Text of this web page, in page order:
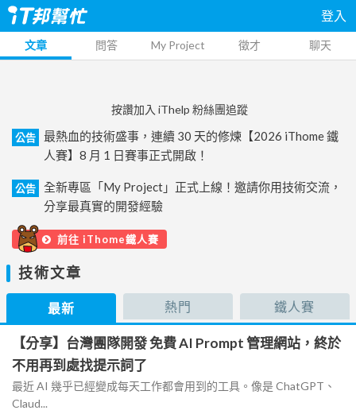
登入
文章 問答 My Project 徵才 聊天
按讚加入 iThelp 粉絲團追蹤
公告
最熱血的技術盛事，連續 30 天的修煉【2026 iThome 鐵
人賽】8 月 1 日賽事正式開啟！
公告
全新專區「My Project」正式上線！邀請你用技術交流，
分享最真實的開發經驗
前往 iThome鐵人賽
技術文章
最新 熱門 鐵人賽
【分享】台灣團隊開發 免費 AI Prompt 管理網站，終於
不用再到處找提示詞了
最近 AI 幾乎已經變成每天工作都會用到的工具。像是 ChatGPT、
Claud...